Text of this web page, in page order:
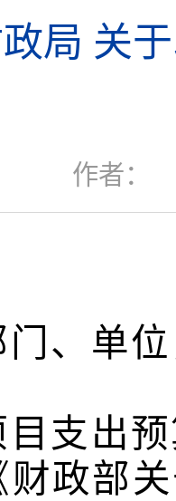
局 关
作者：
门、单
目支出
财政部